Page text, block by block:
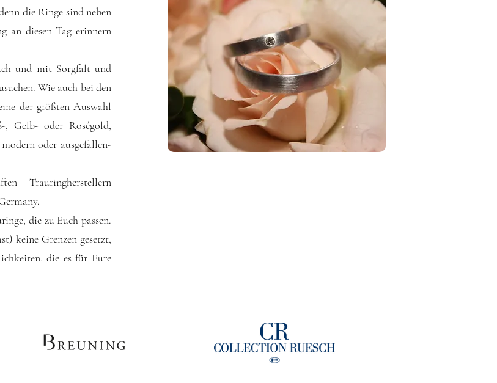
die Ringe sind neben
an diesen Tag erinnern
und mit Sorgfalt und
Wie auch bei den
der größten Auswahl
, Gelb- oder Roségold,
oder ausgefallen-
Trauringherstellern
die zu Euch passen.
keine Grenzen gesetzt,
die es für Eure